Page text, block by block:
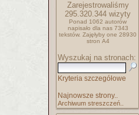
Zarejestrowaliśmy
295.320.344 wizyty
Ponad 1062 autorów
napisało dla nas 7343
tekstów. Zajęłyby one 28930
stron A4
Wyszukaj na stronach:
Kryteria szczegółowe
Najnowsze strony..
Archiwum streszczeń..